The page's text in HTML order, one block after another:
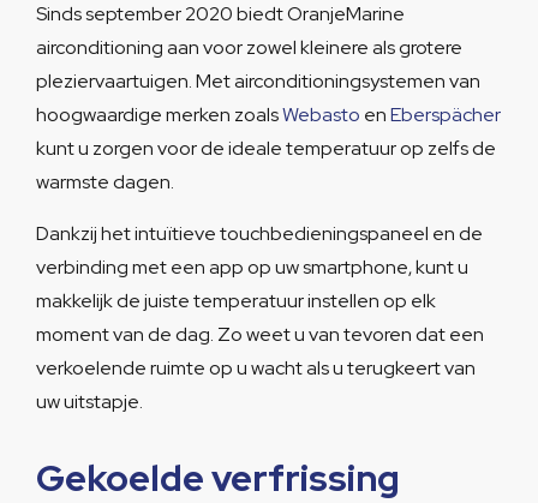
Sinds september 2020 biedt OranjeMarine
airconditioning aan voor zowel kleinere als grotere
pleziervaartuigen. Met airconditioningsystemen van
hoogwaardige merken zoalsWebasto enEberspächer
kunt u zorgen voor de ideale temperatuur op zelfs de
warmste dagen.
Dankzij het intuïtieve touchbedieningspaneel en de
verbinding met een app op uw smartphone, kunt u
makkelijk de juiste temperatuur instellen op elk
moment van de dag. Zo weet u van tevoren dat een
verkoelende ruimte op u wacht als u terugkeert van
uw uitstapje.
Gekoelde verfrissing